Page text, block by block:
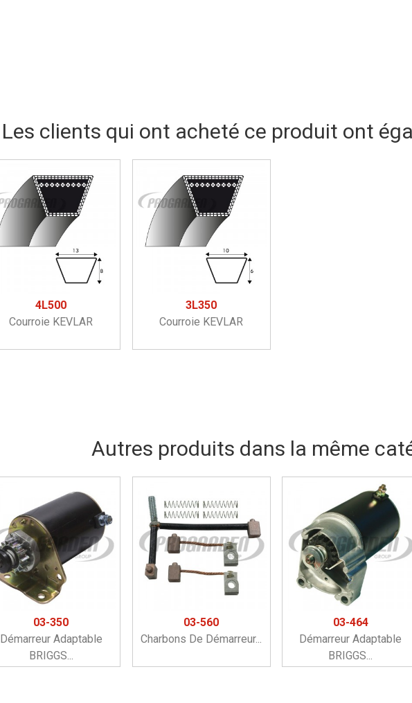
Les clients qui ont acheté ce produit ont
4L500
Courroie KEVLAR
3L350
Courroie KEVLAR
Autres produits dans la même
03-350
Démarreur Adaptable
BRIGGS...
03-560
Charbons De Démarreur...
03-464
Démarreur Adaptable
BRIGGS...